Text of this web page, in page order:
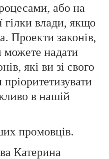
або на
гілки влади, якщо
Проекти законів,
можете надати
які ви зі свого
в нашій
промовців.
Катерина